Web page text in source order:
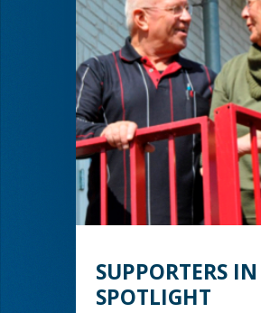
SUPPORTERS
SPOTLIGHT